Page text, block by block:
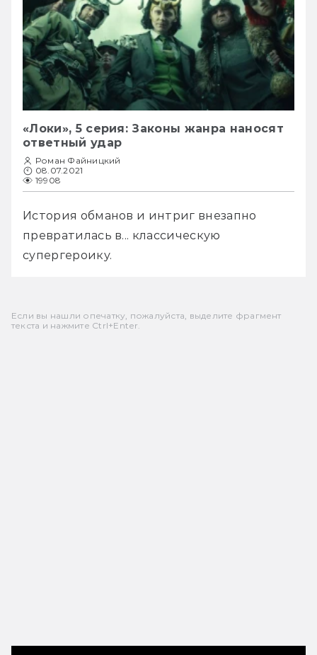
«Локи», 5 серия: Законы жанра наносят
ответный удар
Роман Файницкий
08.07.2021
19908
История обманов и интриг внезапно
превратилась в... классическую
супергероику.
Если вы нашли опечатку, пожалуйста, выделите фрагмент
текста и нажмите Ctrl+Enter.